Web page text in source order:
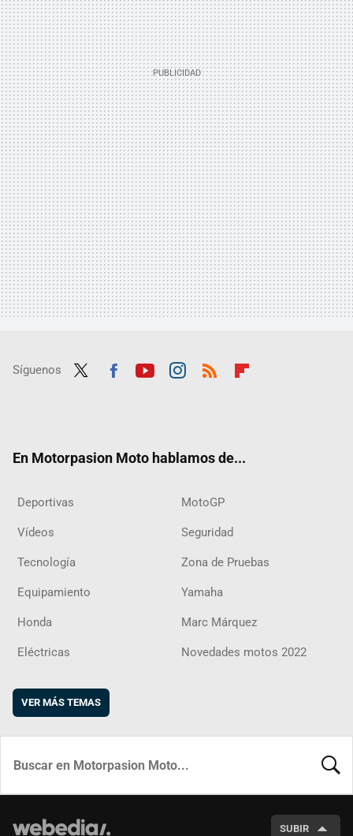
Síguenos
En Motorpasion Moto hablamos de...
Deportivas MotoGP
Vídeos Seguridad
Tecnología Zona de Pruebas
Equipamiento Yamaha
Honda Marc Márquez
Eléctricas Novedades motos 2022
VER MÁS TEMAS
SUBIR